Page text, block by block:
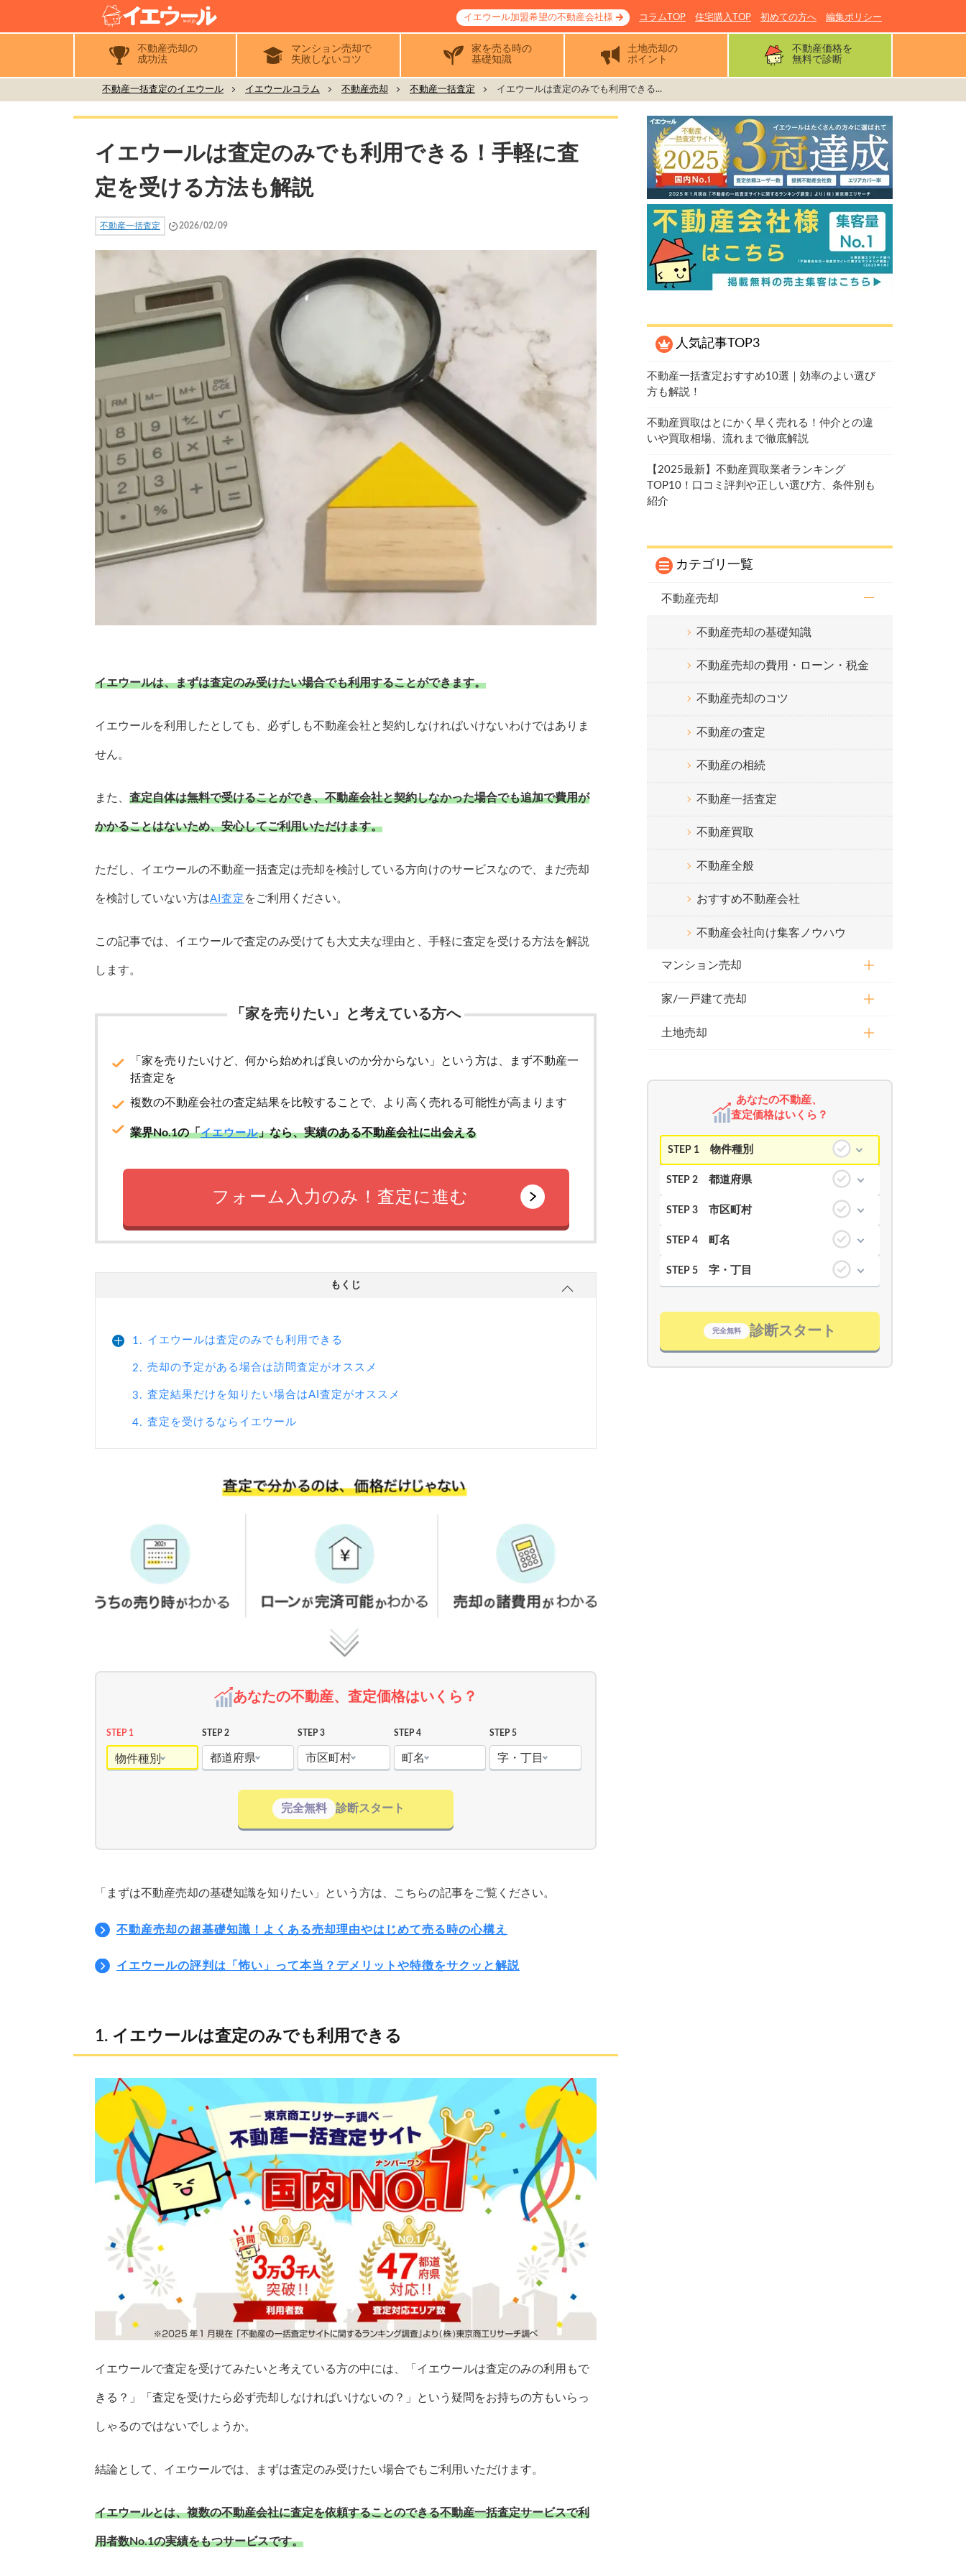
イエウール加盟希望の不動産会社様 コラムTOP 住宅購入TOP 初めての方へ 編集ポリシー
不動産売却の
成功法
マンション売却で
失敗しないコツ
家を売る時の
基礎知識
土地売却の
ポイント
不動産価格を
無料で診断
不動産一括査定のイエウール イエウールコラム 不動産売却 不動産一括査定 イエウールは査定のみでも利用できる...
イエウールは査定のみでも利用できる！手軽に査
定を受ける方法も解説
不動産一括査定 2026/02/09
イエウールは、まずは査定のみ受けたい場合でも利用することができます。
イエウールを利用したとしても、必ずしも不動産会社と契約しなければいけないわけではありま
せん。
また、 査定自体は無料で受けることができ、不動産会社と契約しなかった場合でも追加で費用が
かかることはないため、安心してご利用いただけます。
ただし、イエウールの不動産一括査定は売却を検討している方向けのサービスなので、まだ売却
を検討していない方はAI査定 をご利用ください。
この記事では、イエウールで査定のみ受けても大丈夫な理由と、手軽に査定を受ける方法を解説
します。
「家を売りたい」と考えている方へ
「家を売りたいけど、何から始めれば良いのか分からない」という方は、まず不動産一
括査定を
複数の不動産会社の査定結果を比較することで、より高く売れる可能性が高まります
業界No.1の「イエウール」なら、実績のある不動産会社に出会える
フォーム入力のみ！査定に進む
もくじ
1. イエウールは査定のみでも利用できる
2. 売却の予定がある場合は訪問査定がオススメ
3. 査定結果だけを知りたい場合はAI査定がオススメ
4. 査定を受けるならイエウール
あなたの不動産、査定価格はいくら？
STEP 1
物件種別
STEP 2
都道府県
STEP 3
市区町村
STEP 4
町名
STEP 5
字・丁目
完全無料 診断スタート
「まずは不動産売却の基礎知識を知りたい」という方は、こちらの記事をご覧ください。
不動産売却の超基礎知識！よくある売却理由やはじめて売る時の心構え
イエウールの評判は「怖い」って本当？デメリットや特徴をサクッと解説
イエウールは査定のみでも利用できる
イエウールで査定を受けてみたいと考えている方の中には、「イエウールは査定のみの利用もで
きる？」「査定を受けたら必ず売却しなければいけないの？」という疑問をお持ちの方もいらっ
しゃるのではないでしょうか。
結論として、イエウールでは、まずは査定のみ受けたい場合でもご利用いただけます。
イエウールとは、複数の不動産会社に査定を依頼することのできる不動産一括査定サービスで利
用者数No.1の実績をもつサービスです。
人気記事TOP3
不動産一括査定おすすめ10選｜効率のよい選び
方も解説！
不動産買取はとにかく早く売れる！仲介との違
いや買取相場、流れまで徹底解説
【2025最新】不動産買取業者ランキング
TOP10！口コミ評判や正しい選び方、条件別も
紹介
カテゴリ一覧
不動産売却
不動産売却の基礎知識
不動産売却の費用・ローン・税金
不動産売却のコツ
不動産の査定
不動産の相続
不動産一括査定
不動産買取
不動産全般
おすすめ不動産会社
不動産会社向け集客ノウハウ
マンション売却
家/一戸建て売却
土地売却
あなたの不動産、
査定価格はいくら？
STEP 1 物件種別
STEP 2 都道府県
STEP 3 市区町村
STEP 4 町名
STEP 5 字・丁目
完全無料 診断スタート